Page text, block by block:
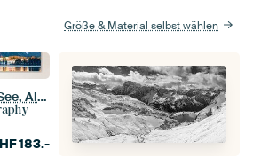
Größe & Material selbst wählen
Panorama Hopfen am See, Allgäu, Bayern, Deutschland
183.-